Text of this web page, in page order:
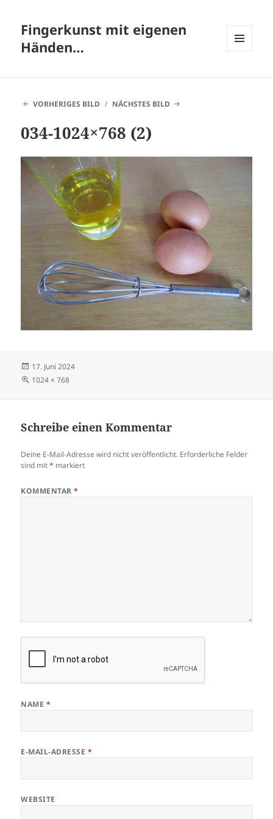
Fingerkunst mit eigenen
Händen…
VORHERIGES BILD NÄCHSTES BILD
034-1024×768 (2)
Veröffentlicht
am
17. Juni 2024
Volle
1024 × 768
Schreibe einen Kommentar
Deine E-Mail-Adresse wird nicht veröffentlicht. Erforderliche Felder
sind mit* markiert
KOMMENTAR*
NAME *
E-MAIL-ADRESSE *
WEBSITE